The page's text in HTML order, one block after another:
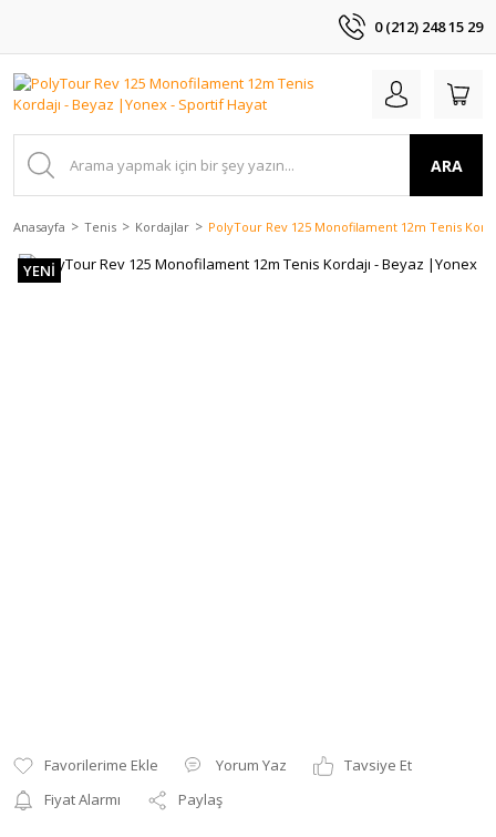
0 (212) 248 15 29
ARA
Anasayfa Tenis Kordajlar PolyTour Rev 125 Monofilament 12m Tenis
YENİ
Yorum Yaz
Tavsiye Et
Fiyat Alarmı
Paylaş